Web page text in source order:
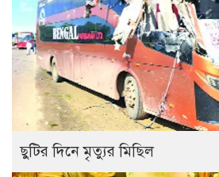
ছুটির দিনে মৃত্যুর মিছিল